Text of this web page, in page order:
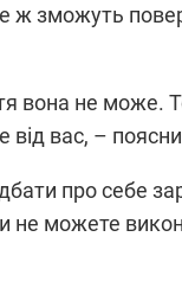
ж зможуть
не може.
вас, –
про себе
можете